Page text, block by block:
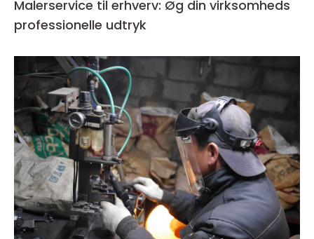
Malerservice til erhverv: Øg din virksomheds
professionelle udtryk